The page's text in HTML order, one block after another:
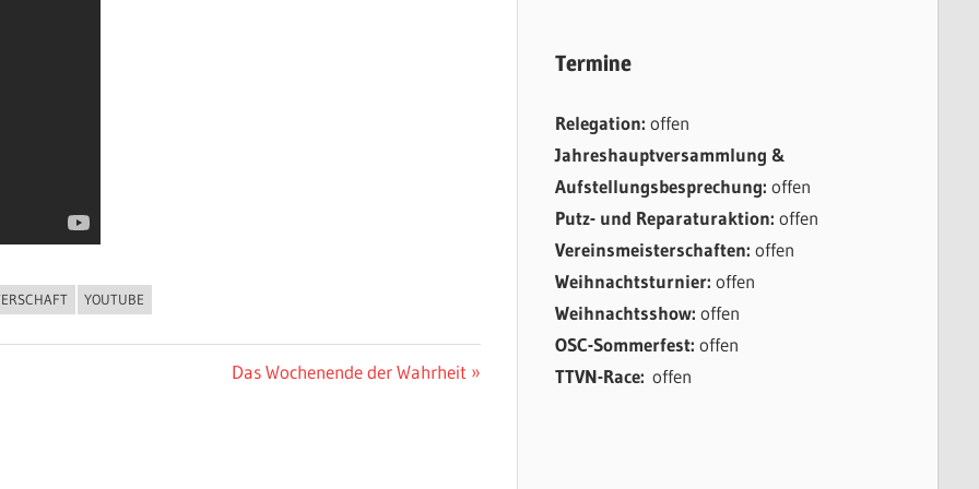
YOUTUBE
Nächster
Das Wochenende der Wahrheit
Termine
Relegation: offen
Jahreshauptversammlung &
Aufstellungsbesprechung: offen
Putz- und Reparaturaktion: offen
Vereinsmeisterschaften: offen
Weihnachtsturnier: offen
Weihnachtsshow: offen
OSC-Sommerfest: offen
TTVN-Race: offen